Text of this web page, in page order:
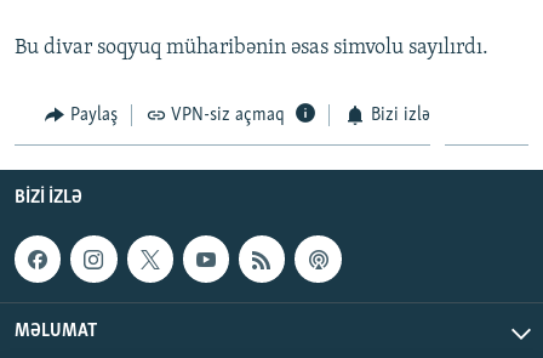
XƏBƏR BÜLLETENLƏRIMIZ
Bu divar soqyuq müharibənin əsas simvolu sayılırdı.
Paylaş VPN-siz açmaq Bizi izlə
BIZI IZLƏ
MƏLUMAT